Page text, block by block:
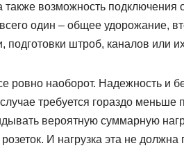
также возможность
один – общее удорожание,
подготовки штроб, каналов или
ровно наоборот. Надежность и
требуется гораздо меньше
вероятную суммарную
И нагрузка эта не